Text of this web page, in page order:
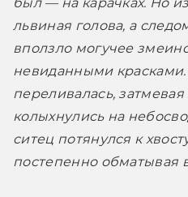
львиная голова, а
вползло могучее
невиданными
переливалась,
колыхнулись на
ситец потянулся к
постепенно обматывая